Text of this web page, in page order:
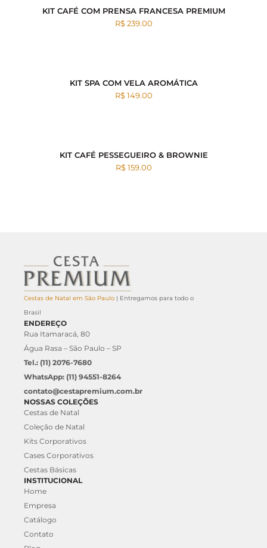
KIT CAFÉ COM PRENSA FRANCESA PREMIUM
R$ 239.00
KIT SPA COM VELA AROMÁTICA
R$ 149.00
KIT CAFÉ PESSEGUEIRO & BROWNIE
R$ 159.00
Cestas de Natal em São Paulo | Entregamos para todo o
Brasil
ENDEREÇO
Rua Itamaracá, 80
Água Rasa – São Paulo – SP
Tel.: (11) 2076-7680
WhatsApp: (11) 94551-8264
contato@cestapremium.com.br
NOSSAS COLEÇÕES
Cestas de Natal
Coleção de Natal
Kits Corporativos
Cases Corporativos
Cestas Básicas
INSTITUCIONAL
Home
Empresa
Catálogo
Contato